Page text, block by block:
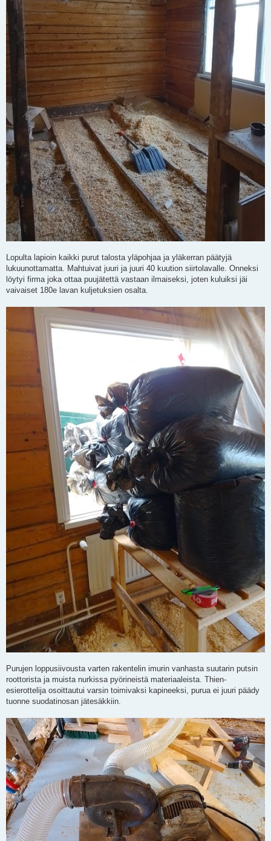
Lopulta lapioin kaikki purut talosta yläpohjaa ja yläkerran päätyjä
lukuunottamatta. Mahtuivat juuri ja juuri 40 kuution siirtolavalle. Onneksi
löytyi firma joka ottaa puujätettä vastaan ilmaiseksi, joten kuluiksi jäi
vaivaiset 180e lavan kuljetuksien osalta.
Purujen loppusiivousta varten rakentelin imurin vanhasta suutarin putsin
roottorista ja muista nurkissa pyörineistä materiaaleista. Thien-
esierottelija osoittautui varsin toimivaksi kapineeksi, purua ei juuri päädy
tuonne suodatinosan jätesäkkiin.